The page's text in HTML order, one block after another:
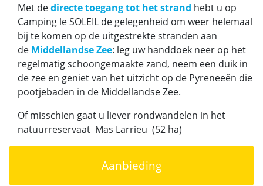
Met dedirecte toegang tot het strand hebt u op
Camping le SOLEIL de gelegenheid om weer helemaal
bij te komen op de uitgestrekte stranden aan
de Middellandse Zee: leg uw handdoek neer op het
regelmatig schoongemaakte zand, neem een duik in
de zee en geniet van het uitzicht op de Pyreneeën die
pootjebaden in de Middellandse Zee.
Of misschien gaat u liever rondwandelen in het
natuurreservaat Mas Larrieu (52 ha)
Aanbieding